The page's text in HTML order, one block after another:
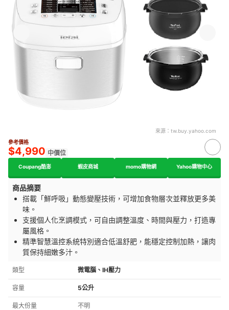
來源： tw.buy.yahoo.com
參考價格
$4,990 中價位
Coupang酷澎 蝦皮商城 momo購物網 Yahoo購物中心
商品摘要
搭載「鮮呼吸」動態變壓技術，可增加食物層次並釋放更多美
味。
支援個人化烹調模式，可自由調整溫度、時間與壓力，打造專
屬風格。
精準智慧溫控系統特別適合低溫舒肥，能穩定控制加熱，讓肉
質保持細嫩多汁。
類型 微電腦、IH壓力
容量 5公升
最大份量 不明